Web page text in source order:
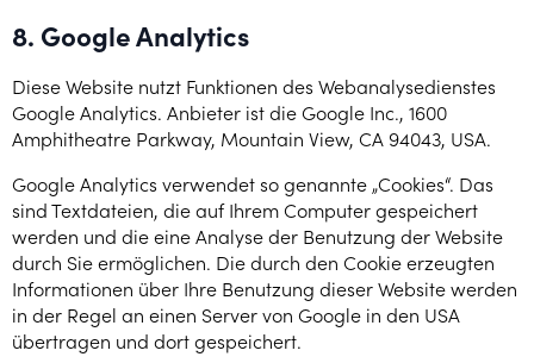
8. Google Analytics
Diese Website nutzt Funktionen des Webanalysedienstes
Google Analytics. Anbieter ist die Google Inc., 1600
Amphitheatre Parkway, Mountain View, CA 94043, USA.
Google Analytics verwendet so genannte „Cookies“. Das
sind Textdateien, die auf Ihrem Computer gespeichert
werden und die eine Analyse der Benutzung der Website
durch Sie ermöglichen. Die durch den Cookie erzeugten
Informationen über Ihre Benutzung dieser Website werden
in der Regel an einen Server von Google in den USA
übertragen und dort gespeichert.